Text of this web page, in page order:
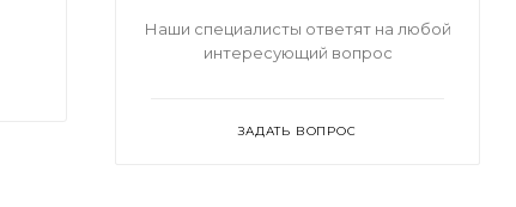
Наши специалисты ответят на любой
интересующий вопрос
ЗАДАТЬ ВОПРОС